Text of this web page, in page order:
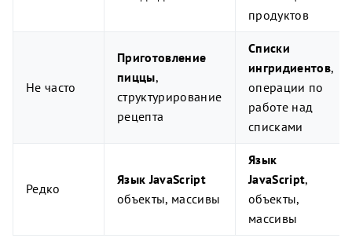
продуктов
Не часто
Приготовление
пиццы,
структурирование
рецепта
Списки
ингридиентов,
операции по
работе над
списками
Редко
Язык JavaScript
объекты, массивы
Язык
JavaScript,
объекты,
массивы